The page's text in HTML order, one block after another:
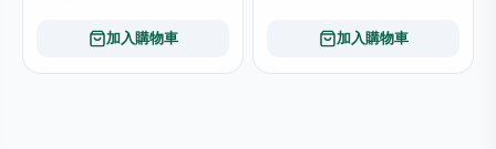
加入購物車 加入購物車